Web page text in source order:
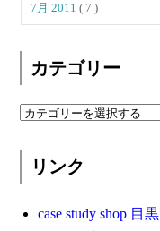
7月 2011( 7 )
カテゴリー
リンク
case study shop 目黒